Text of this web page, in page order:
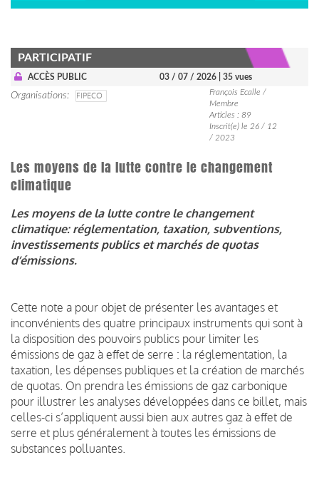
PARTICIPATIF
ACCÈS PUBLIC 03 / 07 / 2026 | 35 vues
Organisations FIPECO
François Ecalle /
Membre
Articles : 89
Inscrit(e) le 26 / 12
/ 2023
Les moyens de la lutte contre le changement
climatique
Les moyens de la lutte contre le changement
climatique: réglementation, taxation, subventions,
investissements publics et marchés de quotas
d’émissions.
Cette note a pour objet de présenter les avantages et
inconvénients des quatre principaux instruments qui sont à
la disposition des pouvoirs publics pour limiter les
émissions de gaz à effet de serre : la réglementation, la
taxation, les dépenses publiques et la création de marchés
de quotas. On prendra les émissions de gaz carbonique
pour illustrer les analyses développées dans ce billet, mais
celles-ci s’appliquent aussi bien aux autres gaz à effet de
serre et plus généralement à toutes les émissions de
substances polluantes.